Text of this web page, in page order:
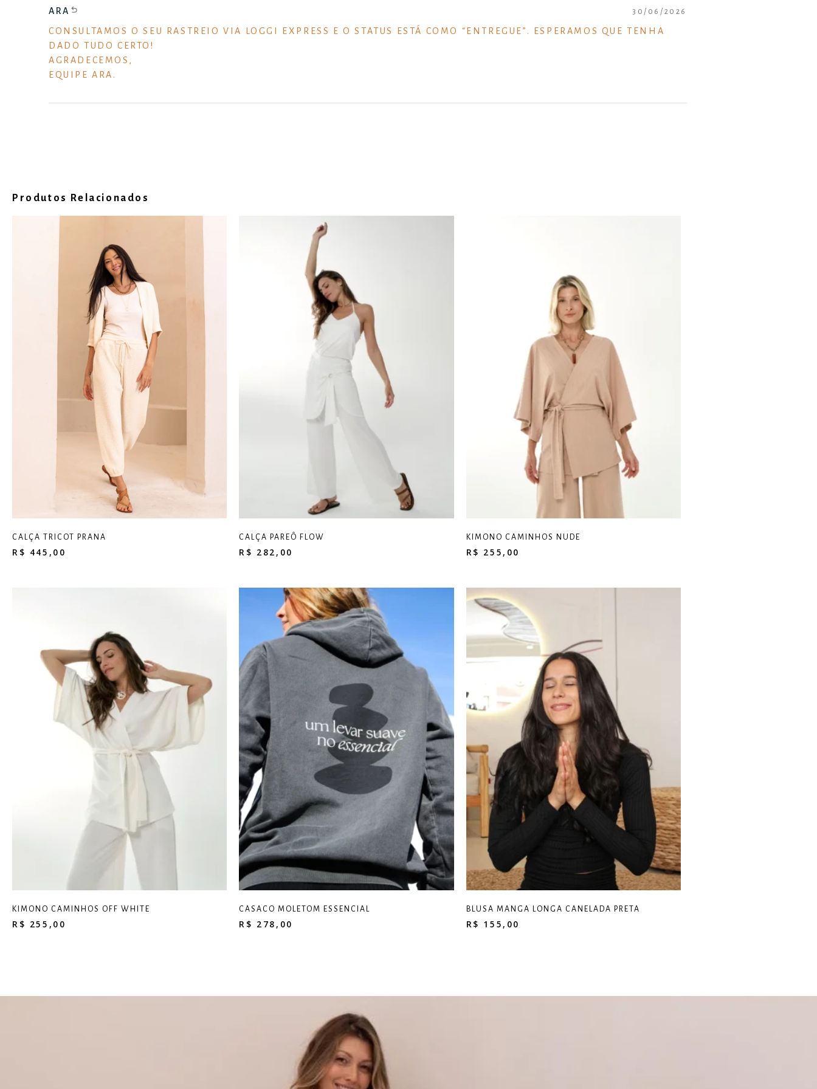
ARA 30/06/2026
CONSULTAMOS O SEU RASTREIO VIA LOGGI EXPRESS E O STATUS ESTÁ COMO “ENTREGUE”. ESPERAMOS QUE TENHA
DADO TUDO CERTO!
AGRADECEMOS,
EQUIPE ARA.
Produtos Relacionados
CALÇA TRICOT PRANA
R$ 445,00
CALÇA PAREÔ FLOW
R$ 282,00
KIMONO CAMINHOS NUDE
R$ 255,00
KIMONO CAMINHOS OFF WHITE
R$ 255,00
CASACO MOLETOM ESSENCIAL
R$ 278,00
BLUSA MANGA LONGA CANELADA PRETA
R$ 155,00